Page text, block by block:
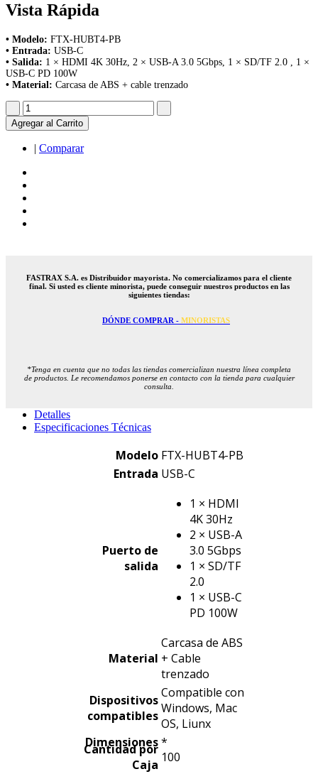
Vista Rápida
• Modelo: FTX-HUBT4-PB
• Entrada: USB-C
• Salida: 1 × HDMI 4K 30Hz, 2 × USB-A 3.0 5Gbps, 1 × SD/TF 2.0 , 1 ×
USB-C PD 100W
• Material: Carcasa de ABS + cable trenzado
Agregar al Carrito
| Comparar
FASTRAX S.A. es Distribuidor mayorista. No comercializamos para el cliente
final. Si usted es cliente minorista, puede conseguir nuestros productos en las
siguientes tiendas:
DÓNDE COMPRAR - MINORISTAS
*Tenga en cuenta que no todas las tiendas comercializan nuestra línea completa
de productos. Le recomendamos ponerse en contacto con la tienda para cualquier
consulta.
Detalles
Especificaciones Técnicas
Modelo FTX-HUBT4-PB
Entrada USB-C
Puerto de
salida
1 × HDMI
4K 30Hz
2 × USB-A
3.0 5Gbps
1 × SD/TF
2.0
1 × USB-C
PD 100W
Material
Carcasa de ABS
+ Cable
trenzado
Dispositivos
compatibles
Compatible con
Windows, Mac
OS, Liunx
Dimensiones *
Cantidad por
Caja 100